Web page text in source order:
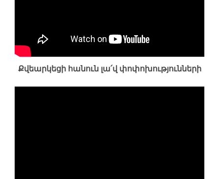
Քվեարկեցի հանուն լա՛վ փոփոխությունների